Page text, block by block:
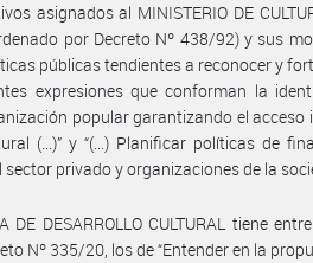
asignados al MINISTERIO DE
por Decreto Nº 438/92) y sus
públicas tendientes a reconocer y
expresiones que conforman la
popular garantizando el acceso
(...)” y “(...) Planificar políticas de
privado y organizaciones de la
DE DESARROLLO CULTURAL tiene
Nº 335/20, los de “Entender en la